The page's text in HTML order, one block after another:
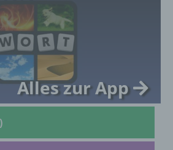
Alles zur App
psychischen, wirtschaftlichen,
sozialen Identität dieser
Person sind, identifiziert werden
Person
ist jede identifizierte oder